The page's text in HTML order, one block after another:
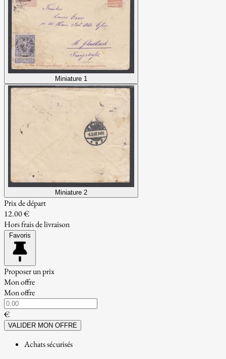
Miniature 1
Miniature 2
Prix de départ
12.00 €
Hors frais de livraison
Favoris
Proposer un prix
Mon offre
Mon offre
€
VALIDER MON OFFRE
Achats sécurisés